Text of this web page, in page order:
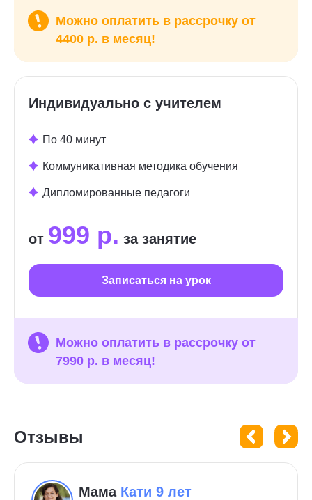
Можно оплатить в рассрочку от
4400 р. в месяц!
Индивидуально с учителем
По 40 минут
Коммуникативная методика обучения
Дипломированные педагоги
от 999 р. за занятие
Записаться на урок
Можно оплатить в рассрочку от
7990 р. в месяц!
Отзывы
Мама Кати 9 лет